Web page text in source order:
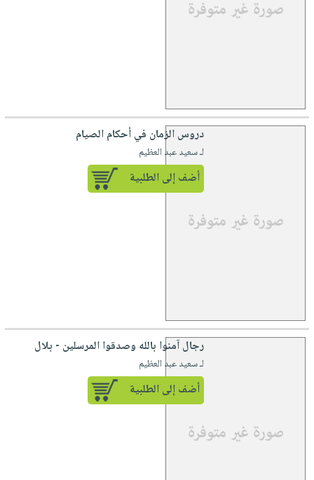
دروس الزمان في أحكام الصيام
لـ سعيد عبد العظيم
أضف إلى الطلبية
رجال آمنوا بالله وصدقوا المرسلين - بلال
لـ سعيد عبد العظيم
أضف إلى الطلبية